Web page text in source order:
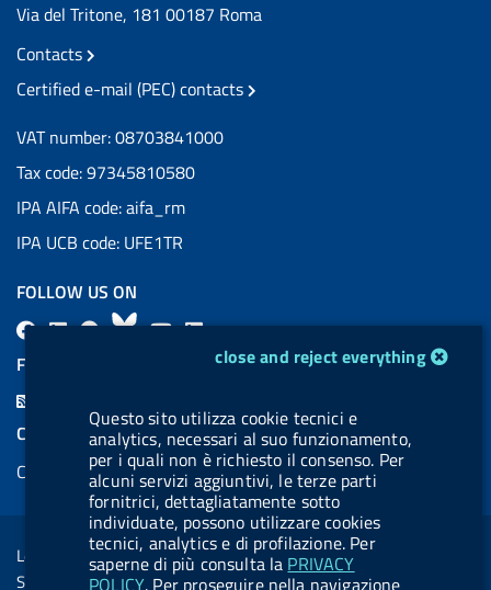
cookie management moduleclose and reject everything
Questo sito utilizza cookie tecnici e
analytics, necessari al suo funzionamento,
per i quali non è richiesto il consenso. Per
alcuni servizi aggiuntivi, le terze parti
fornitrici, dettagliatamente sotto
individuate, possono utilizzare cookies
tecnici, analytics e di profilazione. Per
saperne di più consulta la PRIVACY
POLICY. Per proseguire nella navigazione
Via del Tritone, 181 00187 Roma
Contacts
Certified e-mail (PEC) contacts
VAT number: 08703841000
Tax code: 97345810580
IPA AIFA code: aifa_rm
IPA UCB code: UFE1TR
FOLLOW US ON
F
L
l
e
l
.
b
u
t
B
e
s
k
y
Y
t
u
b
e
L
k
e
d
i
n
FEED RSS
COOKIES
Cookie management
Sezione Link Utili
Legal notice
Social Media Policy